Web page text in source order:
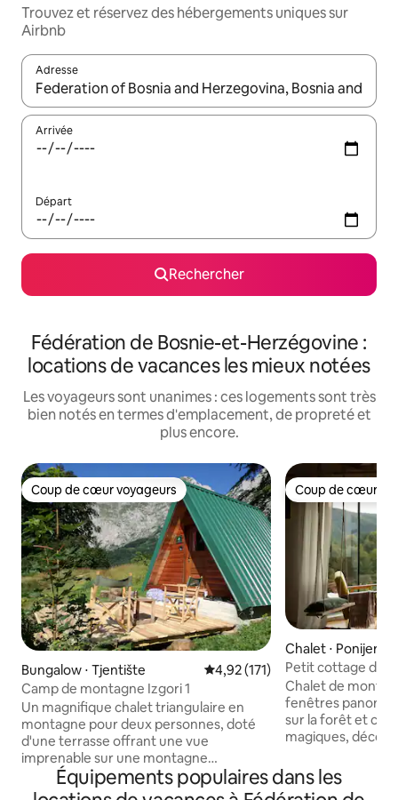
Trouvez et réservez des hébergements uniques sur
Airbnb
Adresse
Lorsque les résultats s'affichent, utilisez les flèches vers le
Arrivée
Départ
Rechercher
Fédération de Bosnie-et-Herzégovine :
locations de vacances les mieux notées
Les voyageurs sont unanimes : ces logements sont très
bien notés en termes d'emplacement, de propreté et
plus encore.
Coup de cœur voyageurs
Coup de cœur voyageurs
Bungalow ⋅ Tjentište Évaluation moyenne sur la
4,92 (171)
Camp de montagne Izgori 1
Un magnifique chalet triangulaire en
montagne pour deux personnes, doté
d'une terrasse offrant une vue
imprenable sur une montagne
majestueuse. La cabane n'a pas
d'électricité, mais elle dispose d'un
Coup de cœur
Coup de cœur
Chalet ⋅ Ponijeri
Petit cottage de
boutique
Chalet de
fenêtres
sur la forêt et
magiques,
Réveillez-vous
imprenable sur la
Équipements populaires dans les